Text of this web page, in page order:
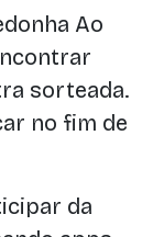
Ao
sorteada.
no fim de
da